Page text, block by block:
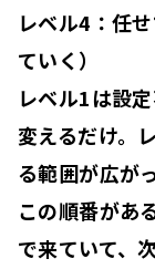
レベル4：任
ていく）
レベル1は設
変えるだけ。
る範囲が広が
この順番があ
で来ていて、